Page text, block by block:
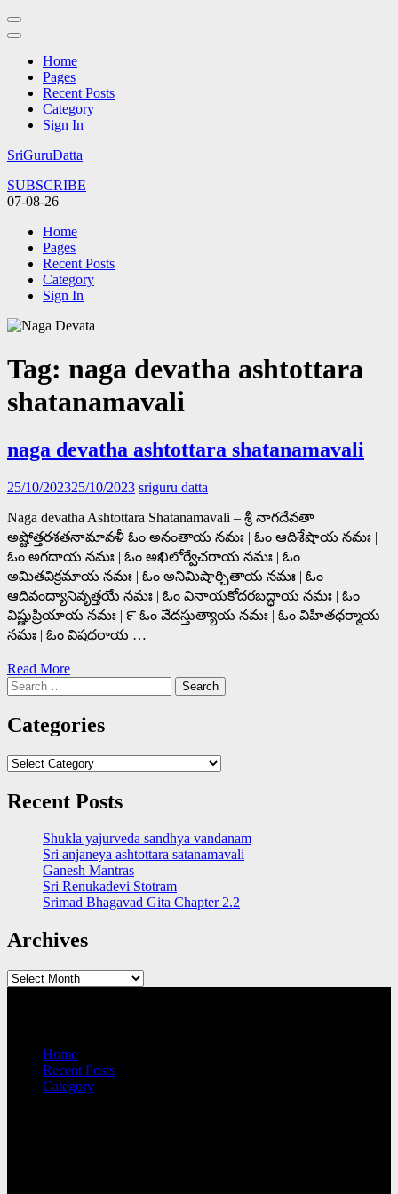
Home
Pages
Recent Posts
Category
Sign In
Skip
content
(Press
SriGuruDatta
SUBSCRIBE
07-08-26
Home
Pages
Recent Posts
Category
Sign In
Tag: naga devatha ashtottara
shatanamavali
naga devatha ashtottara shatanamavali
25/10/202325/10/2023 sriguru datta
Naga devatha Ashtottara Shatanamavali – శ్రీ నాగదేవతా
అష్టోత్తరశతనామావళీ ఓం అనంతాయ నమః | ఓం ఆదిశేషాయ నమః |
ఓం అగదాయ నమః | ఓం అఖిలోర్వేచరాయ నమః | ఓం
అమితవిక్రమాయ నమః | ఓం అనిమిషార్చితాయ నమః | ఓం
ఆదివంద్యానివృత్తయే నమః | ఓం వినాయకోదరబద్ధాయ నమః | ఓం
విష్ణుప్రియాయ నమః | ౯ ఓం వేదస్తుత్యాయ నమః | ఓం విహితధర్మాయ
నమః | ఓం విషధరాయ …
Read More
Search
for:
Categories
Categories
Recent Posts
Shukla yajurveda sandhya vandanam
Sri anjaneya ashtottara satanamavali
Ganesh Mantras
Sri Renukadevi Stotram
Srimad Bhagavad Gita Chapter 2.2
Archives
Archives
Home
Recent Posts
Category